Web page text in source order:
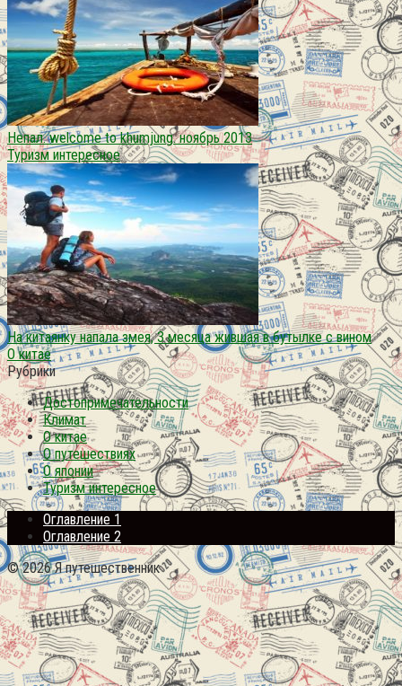
Непал. welcome to khumjung. ноябрь 2013
Туризм интересное
На китаянку напала змея, 3 месяца жившая в бутылке с вином
О китае
Рубрики
Достопримечательности
Климат
О китае
О путешествиях
О японии
Туризм интересное
Оглавление 1
Оглавление 2
© 2026 Я путешественник